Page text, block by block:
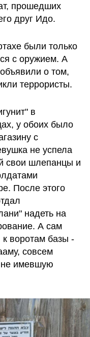
прошедших
друг Идо.
были только
с оружием. А
о том,
террористы.
в
у обоих было
с
не успела
свои шлепанцы и
После этого
надеть на
А сам
воротам базы -
совсем
имевшую